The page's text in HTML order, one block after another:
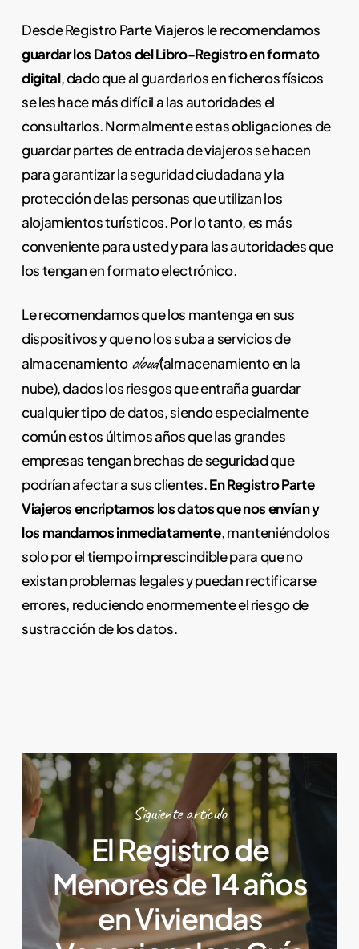
Desde Registro Parte Viajeros le recomendamos
guardar los Datos del Libro-Registro en formato
digital, dado que al guardarlos en ficheros físicos
se les hace más difícil a las autoridades el
consultarlos. Normalmente estas obligaciones de
guardar partes de entrada de viajeros se hacen
para garantizar la seguridad ciudadana y la
protección de las personas que utilizan los
alojamientos turísticos. Por lo tanto, es más
conveniente para usted y para las autoridades que
los tengan en formato electrónico.
Le recomendamos que los mantenga en sus
dispositivos y que no los suba a servicios de
almacenamiento cloud(almacenamiento en la
nube), dados los riesgos que entraña guardar
cualquier tipo de datos, siendo especialmente
común estos últimos años que las grandes
empresas tengan brechas de seguridad que
podrían afectar a sus clientes.En Registro Parte
Viajeros encriptamos los datos que nos envían y
los mandamos inmediatamente, manteniéndolos
solo por el tiempo imprescindible para que no
existan problemas legales y puedan rectificarse
errores, reduciendo enormemente el riesgo de
sustracción de los datos.
Siguiente artículo
El Registro de
Menores de 14 años
en Viviendas